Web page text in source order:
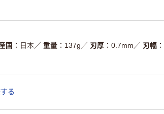
国 日本／ 重量 137g ／ 刃厚 0.7mm ／ 刃幅
る